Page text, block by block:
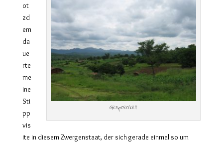
Gesprenkelt
ot
zd
em
da
ue
rte
me
ine
Sti
pp
vis
ite in diesem Zwergenstaat, der sich gerade einmal so um